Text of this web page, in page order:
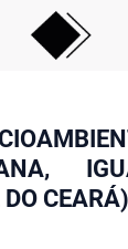
CEARÁ)